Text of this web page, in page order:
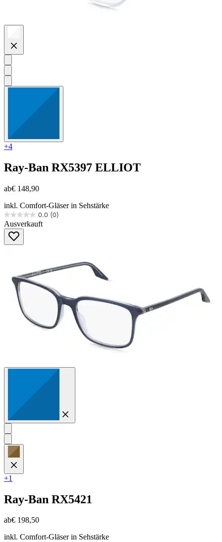
+4
Ray-Ban RX5397 ELLIOT
ab€ 148,90
inkl. Comfort-Gläser in Sehstärke
0.0 (0)
0.0
von
Sternen.
Ausverkauft
+1
Ray-Ban RX5421
ab€ 198,50
inkl. Comfort-Gläser in Sehstärke